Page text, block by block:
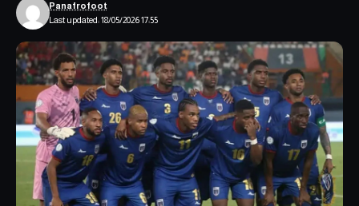
Last updated: 18/05/2026 17:55
Panafrofoot